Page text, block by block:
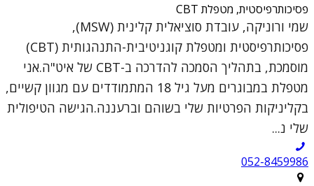
פסיכותרפיסטית, מטפלת CBT
שמי ורוניקה, עובדת סוציאלית קלינית (MSW),
פסיכותרפיסטית ומטפלת קוגניטיבית-התנהגותית (CBT)
מוסמכת, בתהליך הסמכה להדרכה ב-CBT של איט"ה.אני
מטפלת במבוגרים מעל גיל 18 המתמודדים עם מגוון קשיים,
בקליניקות הפרטיות שלי בשוהם וברעננה.הגישה הטיפולית
שלי נ...
052-8459986